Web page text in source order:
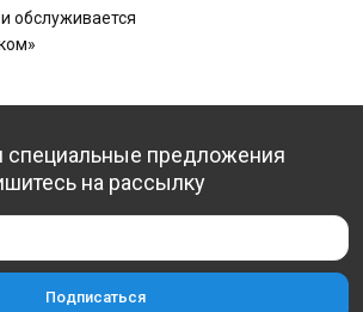
обслуживается
специальные предложения
на рассылку